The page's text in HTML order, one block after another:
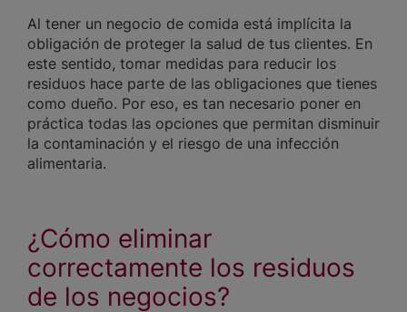
Al tener un negocio de comida está implícita la
obligación de proteger la salud de tus clientes. En
este sentido, tomar medidas para reducir los
residuos hace parte de las obligaciones que tienes
como dueño. Por eso, es tan necesario poner en
práctica todas las opciones que permitan disminuir
la contaminación y el riesgo de una infección
alimentaria.
¿Cómo eliminar
correctamente los residuos
de los negocios?